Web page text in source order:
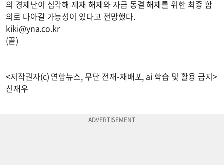
의 경제난이 심각해 제재 해제와 자금 동결 해제를 위한 최종 합
의로 나아갈 가능성이 있다고 전망했다.
kiki@yna.co.kr
(끝)
<저작권자(c) 연합뉴스, 무단 전재-재배포, ai 학습 및 활용 금지>
신재우